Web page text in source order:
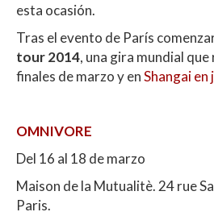
esta ocasión.
Tras el evento de París
tour 2014, una gira mundial
finales de marzo y enShangai en
OMNIVORE
Del 16 al 18 de marzo
Maison de la Mutualitè. 24 rue
Paris.